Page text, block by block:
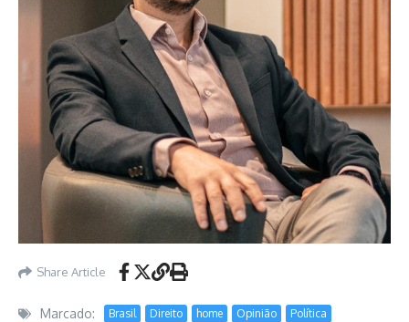
Share Article
Marcado: Brasil Direito home Opinião
Política